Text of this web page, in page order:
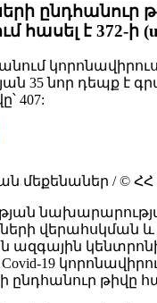
ընդհանուր
հասել է 372-ի
35 նոր դեպք է
407:
մեքենաներ / © ՀՀ
վերահսկման և
ազգային
19
թիվը